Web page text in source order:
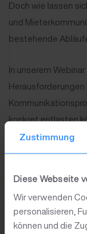
Zustimmung
Diese Webseite
Wir verwenden
personalisieren,
können und die
Doch wie lassen
und
bestehende
In unserem
konkret entlasten
Wir freuen uns über
Webinar: